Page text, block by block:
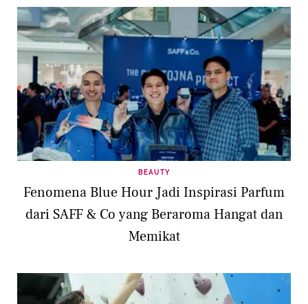
BEAUTY
Fenomena Blue Hour Jadi Inspirasi Parfum
dari SAFF & Co yang Beraroma Hangat dan
Memikat